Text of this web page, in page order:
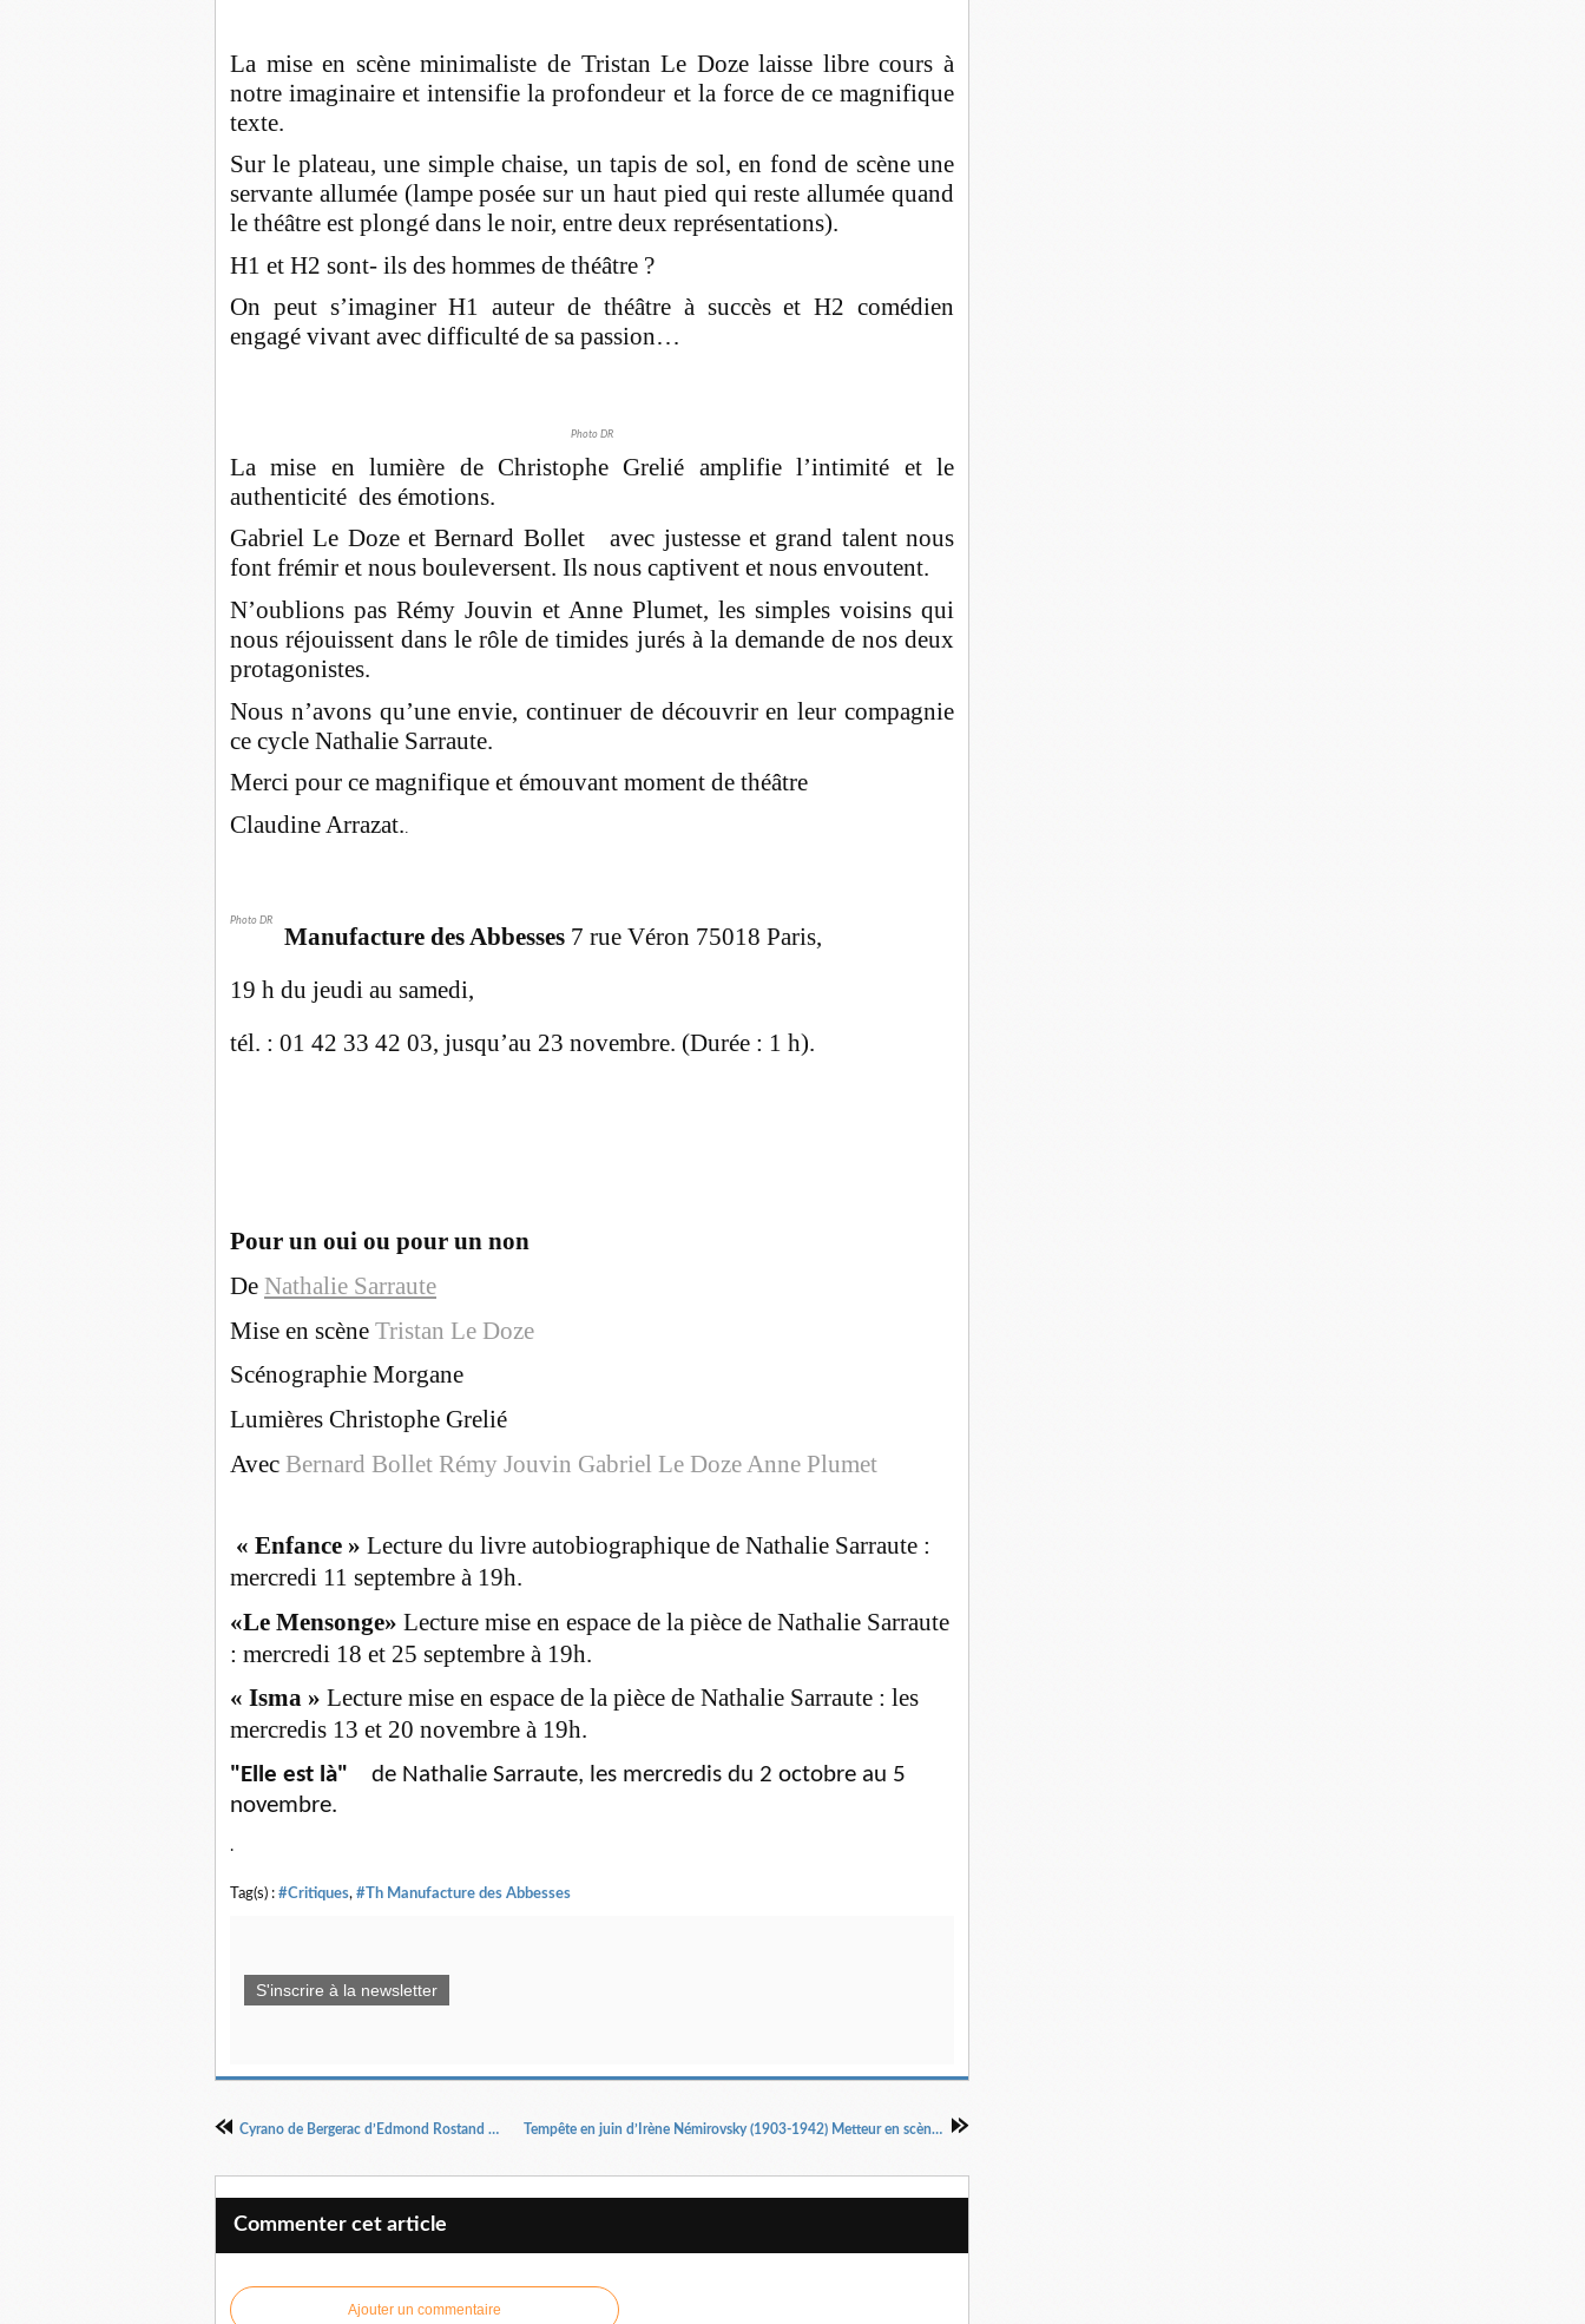
La mise en scène minimaliste de Tristan Le Doze laisse libre cours à
notre imaginaire et intensifie la profondeur et la force de ce magnifique
texte.
Sur le plateau, une simple chaise, un tapis de sol, en fond de scène une
servante allumée (lampe posée sur un haut pied qui reste allumée quand
le théâtre est plongé dans le noir, entre deux représentations).
H1 et H2 sont- ils des hommes de théâtre ?
On peut s’imaginer H1 auteur de théâtre à succès et H2 comédien
engagé vivant avec difficulté de sa passion…
Photo DR
La mise en lumière de Christophe Grelié amplifie l’intimité et le
authenticité des émotions.
Gabriel Le Doze et Bernard Bollet avec justesse et grand talent nous
font frémir et nous bouleversent. Ils nous captivent et nous envoutent.
N’oublions pas Rémy Jouvin et Anne Plumet, les simples voisins qui
nous réjouissent dans le rôle de timides jurés à la demande de nos deux
protagonistes.
Nous n’avons qu’une envie, continuer de découvrir en leur compagnie
ce cycle Nathalie Sarraute.
Merci pour ce magnifique et émouvant moment de théâtre
Claudine Arrazat..
Photo DR
Manufacture des Abbesses 7 rue Véron 75018 Paris,
19 h du jeudi au samedi,
tél. : 01 42 33 42 03, jusqu’au 23 novembre. (Durée : 1 h).
Pour un oui ou pour un non
De Nathalie Sarraute
Mise en scène Tristan Le Doze
Scénographie Morgane
Lumières Christophe Grelié
Avec Bernard Bollet Rémy Jouvin Gabriel Le Doze Anne Plumet
« Enfance » Lecture du livre autobiographique de Nathalie Sarraute :
mercredi 11 septembre à 19h.
«Le Mensonge» Lecture mise en espace de la pièce de Nathalie Sarraute
: mercredi 18 et 25 septembre à 19h.
« Isma » Lecture mise en espace de la pièce de Nathalie Sarraute : les
mercredis 13 et 20 novembre à 19h.
"Elle est là" de Nathalie Sarraute, les mercredis du 2 octobre au 5
novembre.
.
Tag(s) : #Critiques, #Th Manufacture des Abbesses
S'inscrire à la newsletter
Cyrano de Bergerac d’Edmond Rostand Mise en scène Maryan Liver Tempête en juin d’Irène Némirovsky (1903-1942) Metteur en scène : Virginie Lemoine, Stéphane Laporte
Commenter cet article
Ajouter un commentaire